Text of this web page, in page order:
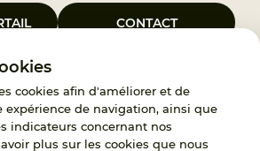
cookies afin d'améliorer et de
expérience de navigation, ainsi que
indicateurs concernant nos
plus sur les cookies que nous
CONTACT
Public France Enfance Protégée, créé le 5
d’assurer les missions de service public du
des adoptants et de traitement des
origines personnelles. France Enfance
un observatoire et une ressource pour